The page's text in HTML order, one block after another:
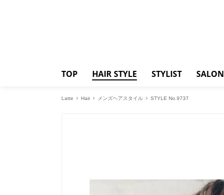
TOP HAIR STYLE STYLIST SALON
Latte Hair メンズヘアスタイル STYLE No.9737